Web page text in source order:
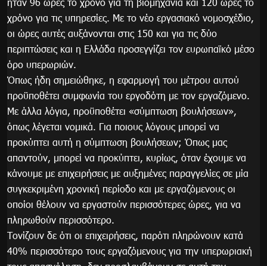
χρόνο για τις υπηρεσίες. Με το νέο εργασιακό νομοσχέδιο,
οι ώρες αυτές αυξάνονται στις 150 και για τις δύο
περιπτώσεις και η Ελλάδα προσεγγίζει τον ευρωπαϊκό μέσο
όρο υπερωριών.
Όπως ήδη σημειώθηκε, η εφαρμογή του μέτρου αυτού
προϋποθέτει συμφωνία του εργοδότη με τον εργαζόμενο.
Με άλλα λόγια, προϋποθέτει «σύμπτωση βουλήσεων»,
όπως λέγεται νομικά. Για ποιους λόγους μπορεί να
προκύπτει αυτή η σύμπτωση βουλήσεων; Όπως μας
απαντούν, μπορεί να προκύπτει, κυρίως, όταν έχουμε να
κάνουμε με επιχειρήσεις με αυξημένες παραγγελίες σε μία
συγκεκριμένη χρονική περίοδο και με εργαζόμενους οι
οποίοι θέλουν να εργαστούν περισσότερες ώρες, για να
πληρωθούν περισσότερο.
Τονίζουν δε ότι οι επιχειρήσεις, παρότι πληρώνουν κατά
40% περισσότερο τους εργαζόμενους για την υπερωριακή